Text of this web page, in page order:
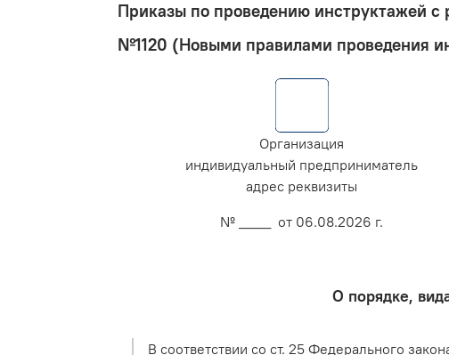
Приказы по проведению инструктажей
№1120 (Новыми правилами проведения
Организация
индивидуальный предприниматель
адрес реквизиты
№ ____ от 06.08.2026 г.
О порядке,
В соответствии со ст. 25 Федерального